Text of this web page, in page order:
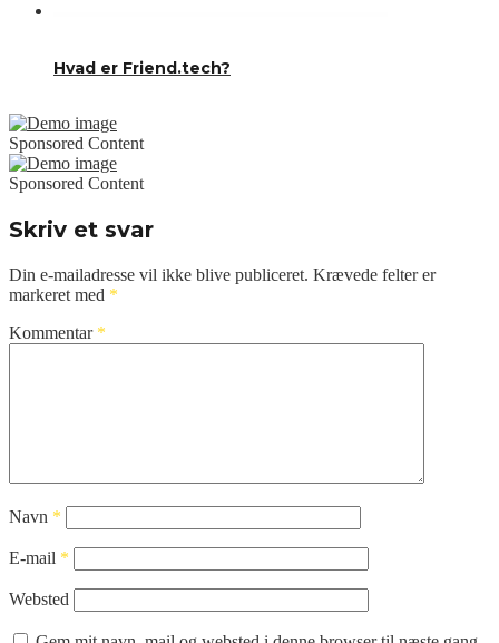
Hvad er Friend.tech?
Sponsored Content
Sponsored Content
Skriv et svar
Din e-mailadresse vil ikke blive publiceret. Krævede felter er
markeret med *
Kommentar *
Navn *
E-mail *
Websted